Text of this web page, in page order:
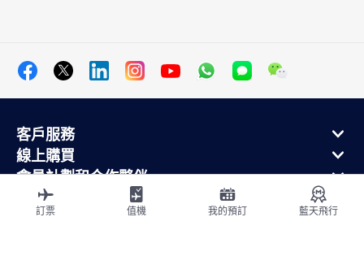
客戶服務
線上購買
會員計劃和合作夥伴
關於法航
法航手機應用
訂票 值機 我的預訂 藍天飛行